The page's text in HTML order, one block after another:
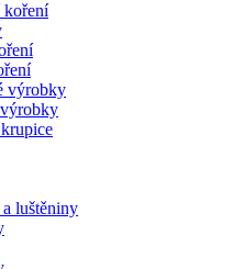
výrobky
luštěniny